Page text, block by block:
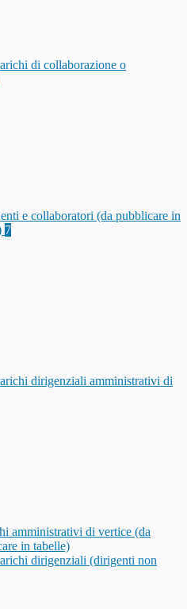
di collaborazione o
e collaboratori (da pubblicare in
7
dirigenziali amministrativi di
amministrativi di vertice (da
in tabelle)
dirigenziali (dirigenti non